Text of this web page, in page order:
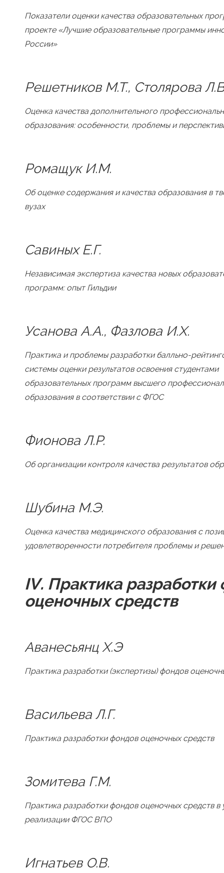
Показатели оценки качества образовательных
проекте «Лучшие образовательные программы
России»
Решетников М.Т., Столярова
Оценка качества дополнительного
образования: особенности, проблемы и
Ромащук И.М.
Об оценке содержания и качества образования в
вузах
Савиных Е.Г.
Независимая экспертиза качества новых
программ: опыт Гильдии
Усанова А.А., Фазлова И.Х.
Практика и проблемы разработки балльно-
системы оценки результатов освоения студентами
образовательных программ высшего
образования в соответствии с ФГОС
Фионова Л.Р.
Об организации контроля качества результатов
Шубина М.Э.
Оценка качества медицинского образования с
удовлетворенности потребителя проблемы и
IV. Практика разработки
оценочных средств
Аванесьянц Х.Э
Практика разработки (экспертизы) фондов
Васильева Л.Г.
Практика разработки фондов оценочных средств
Зомитева Г.М.
Практика разработки фондов оценочных средств в
реализации ФГОС ВПО
Игнатьев О.В.